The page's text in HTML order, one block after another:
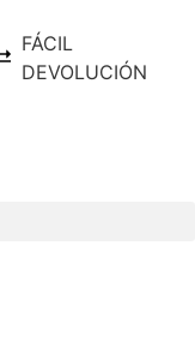
FÁCIL
DEVOLUCIÓN